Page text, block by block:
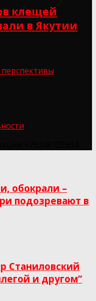
клещей
в Якутии
обокрали –
подозревают в
Станиловский
и другом”